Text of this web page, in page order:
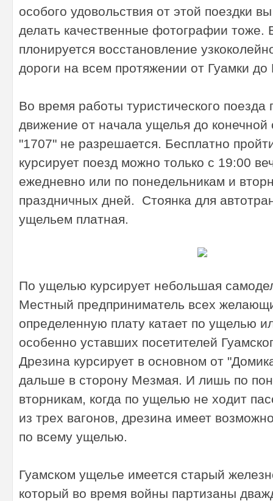
особого удовольствия от этой поездки
делать качественные фотографии тоже.
плонируется восстановление
дороги на всем протяжении от Гуамки
Во время работы туристического
движение от начала ущелья до конечной
"1707" не разрешается. Бесплатно
курсирует поезд можно только с 19:00
ежедневно или по понедельникам и
праздничных дней. Стоянка для
ущельем платная.
По ущелью курсирует небольшая
Местный предприниматель всех
определенную плату катает по ущелью
особенно уставших посетителей
Дрезина курсирует в основном от
дальше в сторону Мезмая. И лишь по
вторникам, когда по ущелью не ходит
из трех вагонов, дрезина имеет
по всему ущелью.
Гуамском ущелье имеется старый
который во время войны партизаны